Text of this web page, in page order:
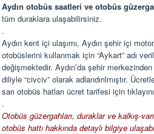
Aydın otobüs saatleri ve otobüs
tüm duraklara ulaşabilirsiniz.
.
Aydın kent içi ulaşımı, Aydın şehir içi
otobüslerini kullanmak için “Aykart” adı
değişmektedir. Aydın’da şehir
diliyle “civciv” olarak adlandırılmıştır.
sarı otobüs hatları ücret tarifesi için
.
Otobüs güzergahları, duraklar ve kalkış-
otobüs hattı hakkında detaylı bilgiye